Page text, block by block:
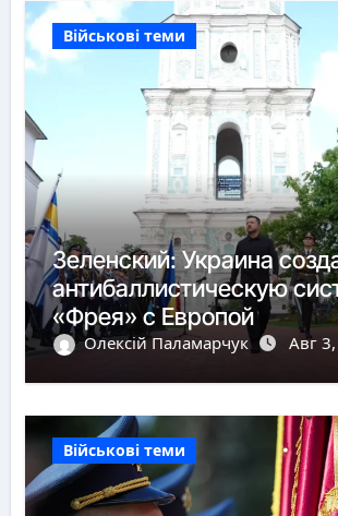
Військові теми
Зеленский: Украина
антибаллистическую
«Фрея» с Европой
Олексій Паламарчук Авг
Військові теми